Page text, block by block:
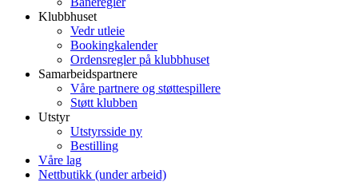
Klubbhuset
Vedr utleie
Bookingkalender
Ordensregler på klubbhuset
Samarbeidspartnere
Våre partnere og støttespillere
Støtt klubben
Utstyr
Utstyrsside ny
Bestilling
Våre lag
Nettbutikk (under arbeid)